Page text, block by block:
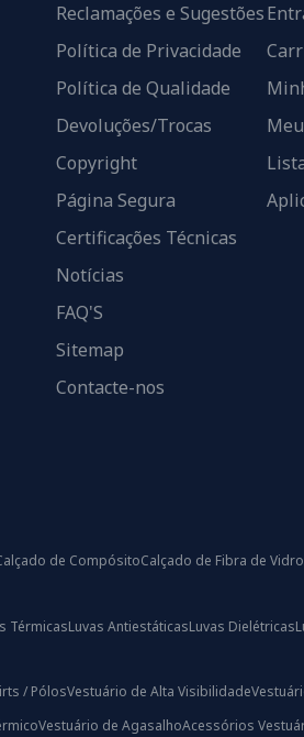
Reclamações e Sugestões
Política de Privacidade
Política de Qualidade
Devoluções/Trocas
Copyright
Página Segura
Certificações Técnicas
Notícias
FAQ'S
Sitemap
Contacte-nos
de CompósitoCalçado de Fibra de Vidro
TérmicasLuvas AntiestáticasLuvas Dielétricas
/ PólosVestuário de Alta Visibilidade
Vestuário de AgasalhoAcessórios